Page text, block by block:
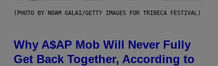
(PHOTO BY NOAM GALAI/GETTY IMAGES FOR TRIBECA FESTIVAL)
Why A$AP Mob Will Never Fully
Get Back Together, According to